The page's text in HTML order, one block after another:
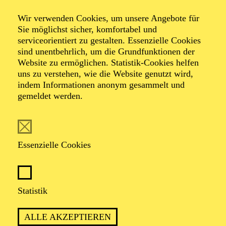
Wir verwenden Cookies, um unsere Angebote für
Sie möglichst sicher, komfortabel und
serviceorientiert zu gestalten. Essenzielle Cookies
sind unentbehrlich, um die Grundfunktionen der
Website zu ermöglichen. Statistik-Cookies helfen
uns zu verstehen, wie die Website genutzt wird,
indem Informationen anonym gesammelt und
gemeldet werden.
Essenzielle Cookies
Statistik
ALLE AKZEPTIEREN
ENTERTAINMENT
AMAZING BRASS
TICKETS
35,00€
Abo 13: Entertainment
AALTO MUSIKTHEATER
02.10.2026
ÖFFENTLICHE THEATER­